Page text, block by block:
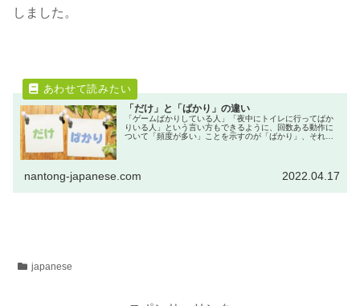
しました。
「だけ」と「ばかり」の違い
「ゲームばかりしている人」「夜中にトイレに行ってばか
りいる人」という言い方もできるように、回数ある動作に
ついて「頻度が多い」ことを示すのが「ばかり」、それに
nantong-japanese.com 2022.04.17
japanese